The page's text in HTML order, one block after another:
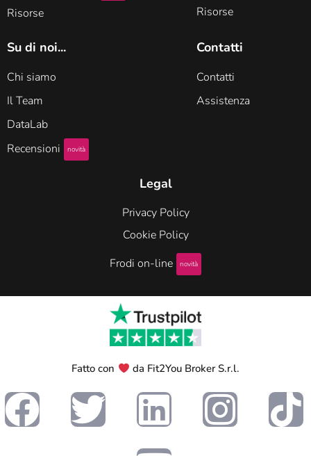
Risorse
Risorse
Su di noi...
Chi siamo
Il Team
DataLab
Recensioni
novità
Contatti
Contatti
Assistenza
Legal
Privacy Policy
Cookie Policy
Frodi on-line
novità
Fatto con da Fit2You Broker S.r.l.